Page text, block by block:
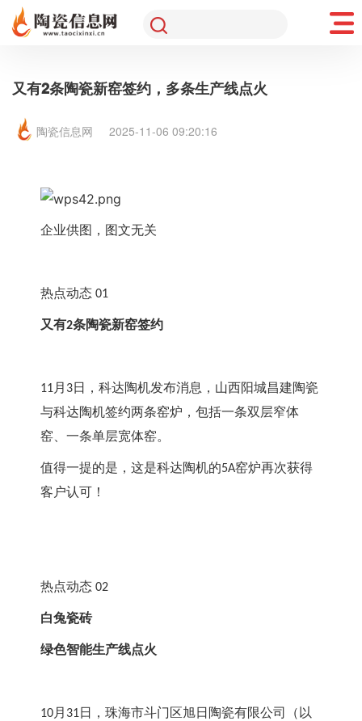
又有2条陶瓷新窑签约，多条生产线点火
陶瓷信息网 2025-11-06 09:20:16
企业供图，图文无关
热点动态 01
又有2条陶瓷新窑签约
11月 3日，科达陶机发布消息，山西阳城昌建陶瓷
与科达陶机签约两条窑炉，包括一条双层窄体
窑、一条单层宽体窑。
值得一提的是，这是科达陶机的5A窑炉再次获得
客户认可！
热点动态 02
白兔瓷砖
绿色智能生产线点火
10月 31日，珠海市斗门区旭日陶瓷有限公司（以